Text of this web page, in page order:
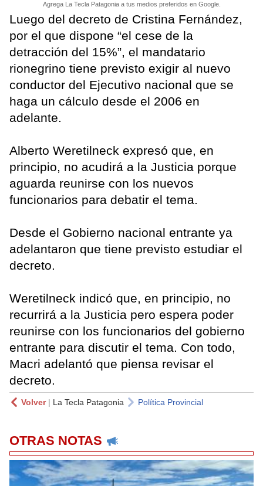
Agrega La Tecla Patagonia a tus medios preferidos en Google.
Luego del decreto de Cristina Fernández,
por el que dispone “el cese de la
detracción del 15%”, el mandatario
rionegrino tiene previsto exigir al nuevo
conductor del Ejecutivo nacional que se
haga un cálculo desde el 2006 en
adelante.
Alberto Weretilneck expresó que, en
principio, no acudirá a la Justicia porque
aguarda reunirse con los nuevos
funcionarios para debatir el tema.
Desde el Gobierno nacional entrante ya
adelantaron que tiene previsto estudiar el
decreto.
Weretilneck indicó que, en principio, no
recurrirá a la Justicia pero espera poder
reunirse con los funcionarios del gobierno
entrante para discutir el tema. Con todo,
Macri adelantó que piensa revisar el
decreto.
Volver| La Tecla Patagonia Política Provincial
OTRAS NOTAS